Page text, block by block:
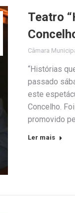
Teatro
Câmara
“Histórias
passado
este
Concelho.
promovido
Ler mais